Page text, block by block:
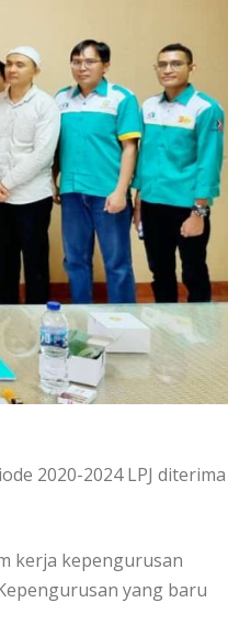
2020-2024 LPJ diterima
kerja kepengurusan
yang baru